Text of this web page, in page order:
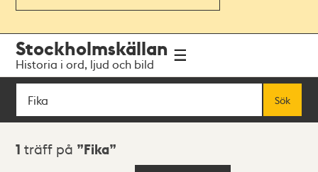
navigationen
huvudinnehållet
Stockholmskällan
Historia i ord, ljud och bild
Sök
Sök
Sökresultat
1 träff på Fika